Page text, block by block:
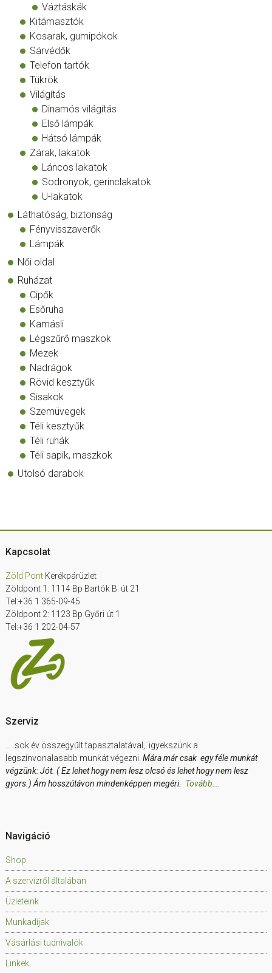
Váztáskák
Kitámasztók
Kosarak, gumipókok
Sárvédők
Telefon tartók
Tükrök
Világítás
Dinamós világítás
Első lámpák
Hátsó lámpák
Zárak, lakatok
Láncos lakatok
Sodronyok, gerinclakatok
U-lakatok
Láthatóság, biztonság
Fényvisszaverők
Lámpák
Női oldal
Ruházat
Cipők
Esőruha
Kamásli
Légszűrő maszkok
Mezek
Nadrágok
Rövid kesztyűk
Sisakok
Szemüvegek
Téli kesztyűk
Téli ruhák
Téli sapik, maszkok
Utolsó darabok
Footer
Kapcsolat
Zöld PontKerékpárüzlet
Zöldpont 1: 1114 Bp Bartók B. út 21
Tel:+36 1 365-09-45
Zöldpont 2: 1123 Bp Győri út 1
Tel:+36 1 202-04-57
Szerviz
… sok év összegyűlt tapasztalatával, igyekszünk a
legszínvonalasabb munkát végezni. Mára már csak egy féle munkát
végzünk: Jót. ( Ez lehet hogy nem lesz olcsó és lehet hogy nem lesz
gyors.) Ám hosszútávon mindenképpen megéri. Tovább….
Navigáció
Shop
A szervizről általában
Üzleteink
Munkadíjak
Vásárlási tudnivalók
Linkek